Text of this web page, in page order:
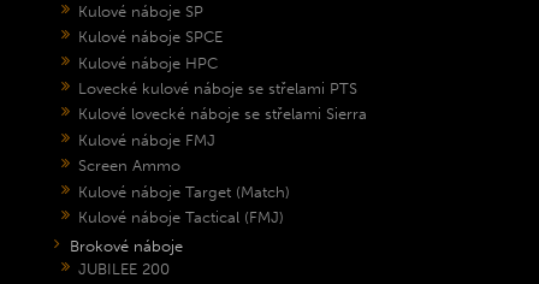
Kulové náboje SP
Kulové náboje SPCE
Kulové náboje HPC
Lovecké kulové náboje se střelami PTS
Kulové lovecké náboje se střelami Sierra
Kulové náboje FMJ
Screen Ammo
Kulové náboje Target (Match)
Kulové náboje Tactical (FMJ)
Brokové náboje
JUBILEE 200